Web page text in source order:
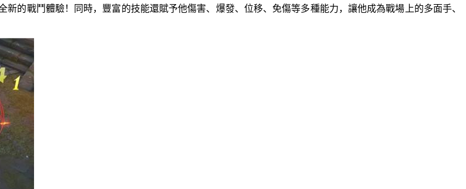
新的戰鬥體驗！同時，豐富的技能還賦予他傷害、爆發、位移、免傷等多種能力，讓他成為戰場上的多面手、